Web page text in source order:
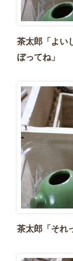
茶太郎「よい
ぼってね」
茶太郎「それ